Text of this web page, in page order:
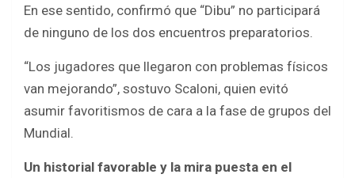
En ese sentido, confirmó que “Dibu” no participará
de ninguno de los dos encuentros preparatorios.
“Los jugadores que llegaron con problemas físicos
van mejorando”, sostuvo Scaloni, quien evitó
asumir favoritismos de cara a la fase de grupos del
Mundial.
Un historial favorable y la mira puesta en el